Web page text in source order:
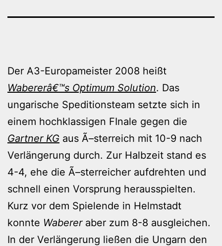
Der A3-Europameister 2008 heißt
Wabererâ€™s Optimum Solution. Das
ungarische Speditionsteam setzte sich in
einem hochklassigen FInale gegen die
Gartner KG aus Ã–sterreich mit 10-9 nach
Verlängerung durch. Zur Halbzeit stand es
4-4, ehe die Ã–sterreicher aufdrehten und
schnell einen Vorsprung herausspielten.
Kurz vor dem Spielende in Helmstadt
konnte Wabereraber zum 8-8 ausgleichen.
In der Verlängerung ließen die Ungarn den